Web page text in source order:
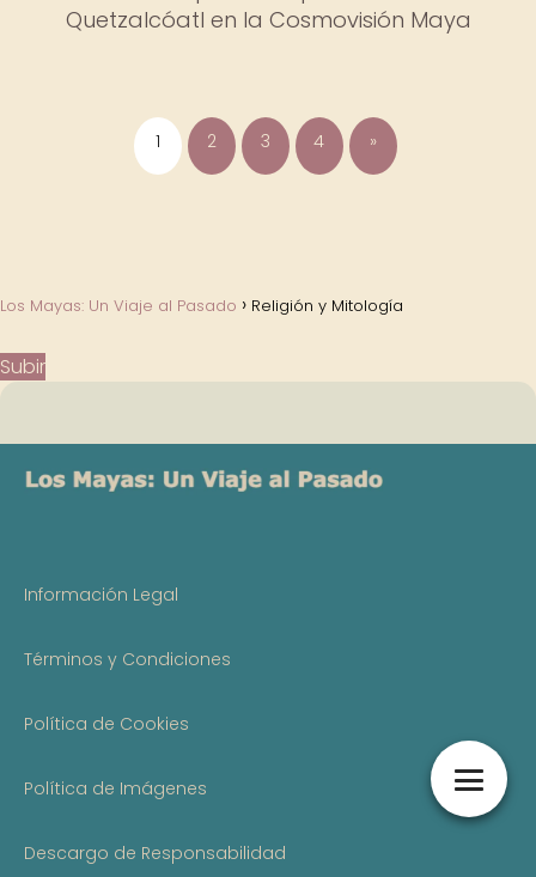
Quetzalcóatl en la Cosmovisión Maya
1 2 3 4 »
Los Mayas: Un Viaje al Pasado Religión y Mitología
Subir
Información Legal
Términos y Condiciones
Política de Cookies
Política de Imágenes
Descargo de Responsabilidad